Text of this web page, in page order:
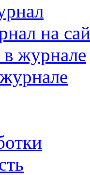
на
журнале